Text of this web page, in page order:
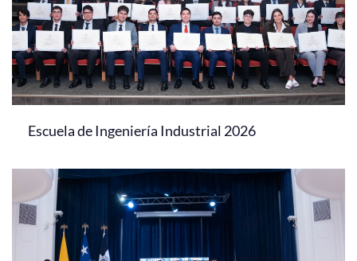
Escuela de Ingeniería Industrial 2026